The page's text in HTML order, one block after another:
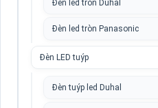
Đèn led tròn Duhal
Đèn led tròn Panasonic
Đèn LED tuýp
Đèn tuýp led Duhal